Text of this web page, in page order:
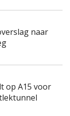
naar
op A15 voor